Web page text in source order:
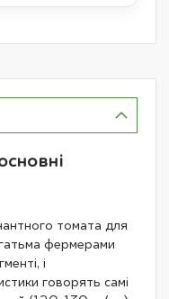
томата для
фермерами
і
говорять самі